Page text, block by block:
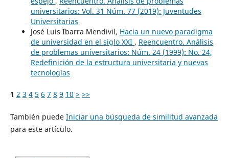
universitarios: Vol. 31 Núm. 77 (2019): Juventudes
Universitarias
José Luis Ibarra Mendivil, Hacia un nuevo paradigma
de universidad en el siglo XXI , Reencuentro. Análisis
de problemas universitarios: Núm. 24 (1999): No. 24,
Redefinición de la estructura universitaria y nuevas
tecnologías
1 2 3 4 5 6 7 8 9 10 > >>
También puede Iniciar una búsqueda de similitud avanzada
para este artículo.